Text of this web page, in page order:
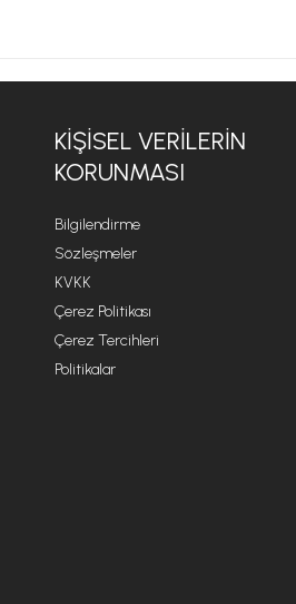
KİŞİSEL VERİLERİN
KORUNMASI
Bilgilendirme
Sözleşmeler
KVKK
Çerez Politikası
Çerez Tercihleri
Politikalar